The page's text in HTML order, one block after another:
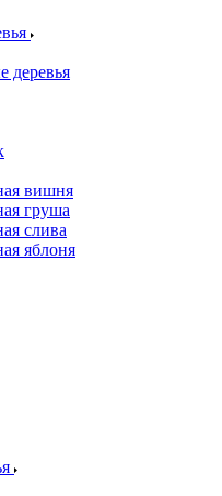
деревья
вишня
груша
слива
яблоня